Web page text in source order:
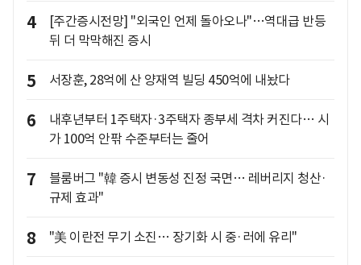
4
[주간증시전망] "외국인 언제 돌아오나"…역대급 반등
뒤 더 막막해진 증시
5 서장훈, 28억에 산 양재역 빌딩 450억에 내놨다
6
내후년부터 1주택자·3주택자 종부세 격차 커진다… 시
가 100억 안팎 수준부터는 줄어
7
블룸버그 "韓 증시 변동성 진정 국면… 레버리지 청산·
규제 효과"
8 "美 이란전 무기 소진… 장기화 시 중·러에 유리"